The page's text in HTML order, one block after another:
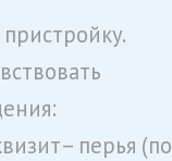
перья (по